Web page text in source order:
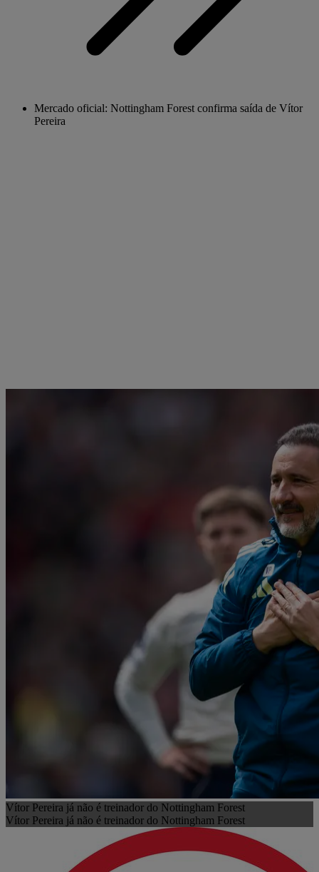
Mercado oficial: Nottingham Forest confirma saída de Vítor
Pereira
Vítor Pereira já não é treinador do Nottingham Forest
Vítor Pereira já não é treinador do Nottingham Forest